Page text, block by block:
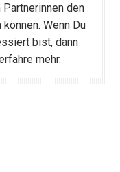
den
Wenn Du
bist, dann
mehr.